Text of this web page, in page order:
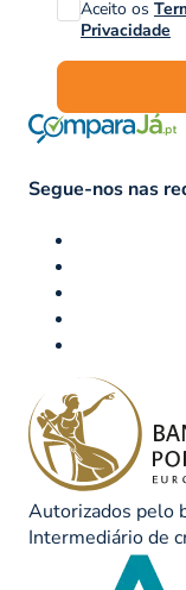
Aceito os
Privacidade
Segue-nos nas
Autorizados pelo
Intermediário de